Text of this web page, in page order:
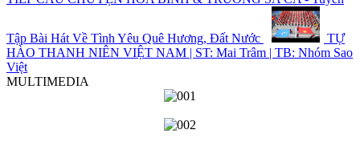
Tập Bài Hát Về Tình Yêu Quê Hương, Đất Nước
TỰ
HÀO THANH NIÊN VIỆT NAM | ST: Mai Trâm | TB: Nhóm Sao
Việt
MULTIMEDIA